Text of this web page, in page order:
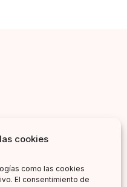
cookies
como las cookies
El consentimiento de